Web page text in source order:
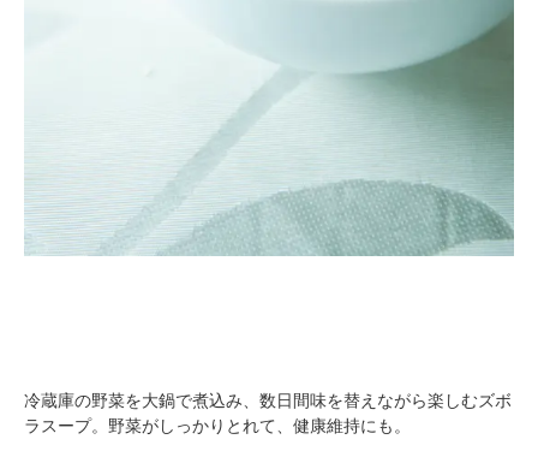
冷蔵庫の野菜を大鍋で煮込み、数日間味を替えながら楽しむズボ
ラスープ。野菜がしっかりとれて、健康維持にも。